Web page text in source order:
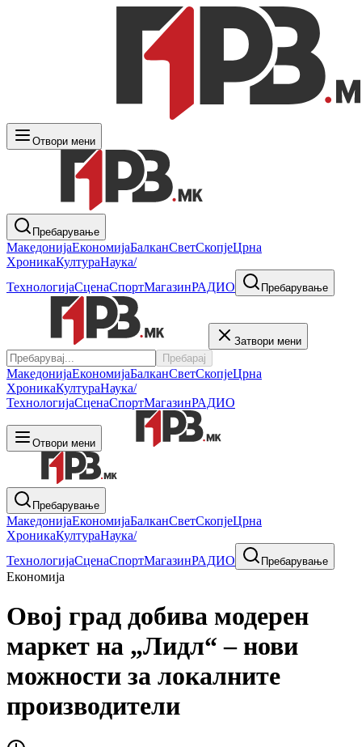
Отвори мени
Пребарување
МакедонијаЕкономијаБалканСветСкопјеЦрна
ХроникаКултураНаука/
ТехнологијаСценаСпортМагазинРАДИО Пребарување
Затвори мени
Пребарај
МакедонијаЕкономијаБалканСветСкопјеЦрна
ХроникаКултураНаука/
ТехнологијаСценаСпортМагазинРАДИО
Отвори мени
Пребарување
МакедонијаЕкономијаБалканСветСкопјеЦрна
ХроникаКултураНаука/
ТехнологијаСценаСпортМагазинРАДИО Пребарување
Економија
Овој град добива модерен
маркет на „Лидл“ – нови
можности за локалните
производители